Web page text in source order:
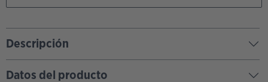
Descripción
Datos del producto